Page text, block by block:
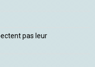
pas leur